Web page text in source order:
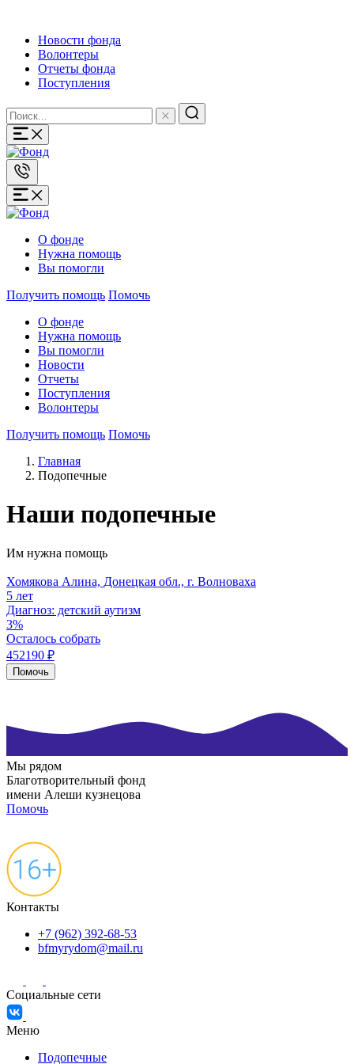
Новости фонда
Волонтеры
Отчеты фонда
Поступления
О фонде
Нужна помощь
Вы помогли
Получить помощь Помочь
О фонде
Нужна помощь
Вы помогли
Новости
Отчеты
Поступления
Волонтеры
Получить помощь Помочь
Главная
Подопечные
Наши подопечные
Им нужна помощь
Хомякова Алина, Донецкая обл., г. Волноваха
5 лет
Диагноз: детский аутизм
3%
Осталось собрать
452190 ₽
Помочь
Мы рядом
Благотворительный фонд
имени Алеши кузнецова
Помочь
Контакты
+7 (962) 392-68-53
bfmyrydom@mail.ru
Социальные сети
Меню
Подопечные